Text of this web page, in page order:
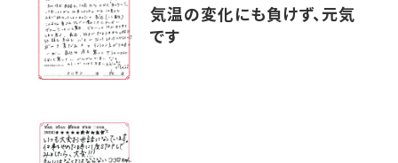
気温の変化にも負けず、元気
です